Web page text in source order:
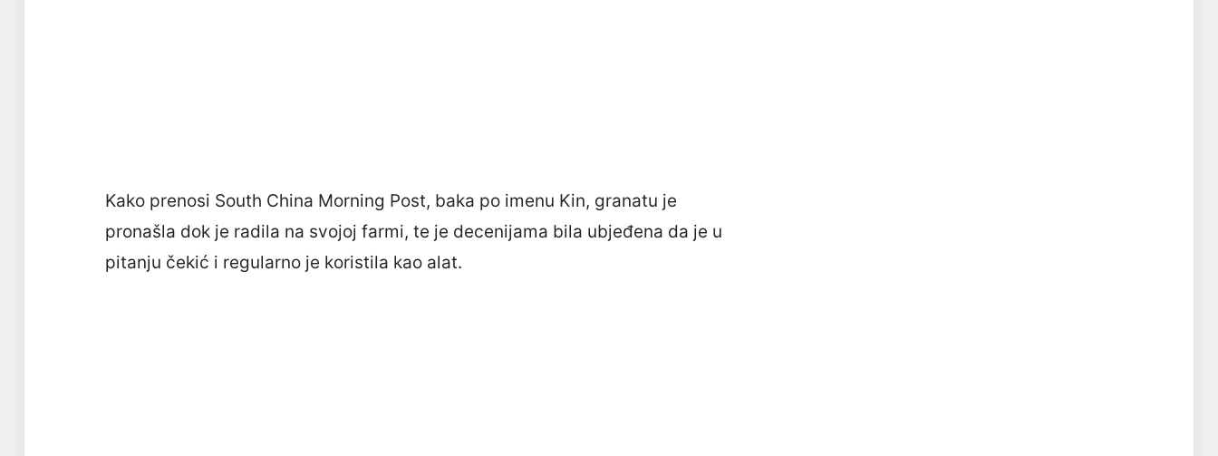
Kako prenosi South China Morning Post, baka po imenu Kin, granatu je
pronašla dok je radila na svojoj farmi, te je decenijama bila ubjeđena da je u
pitanju čekić i regularno je koristila kao alat.